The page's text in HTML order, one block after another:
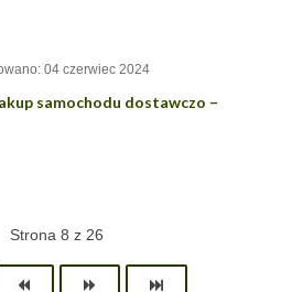
04 czerwiec 2024
samochodu dostawczo –
Strona 8 z 26